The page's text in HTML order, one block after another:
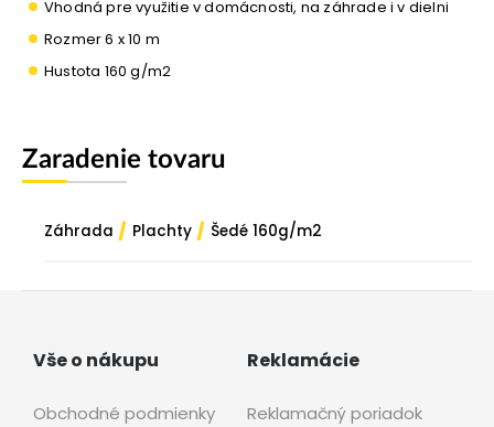
Vhodná pre využitie v domácnosti, na záhrade i v dielni
Rozmer 6 x 10 m
Hustota 160 g/m2
Zaradenie tovaru
Záhrada / Plachty / Šedé 160g/m2
Vše o nákupu
Obchodné podmienky
Reklamácie
Reklamačný poriadok